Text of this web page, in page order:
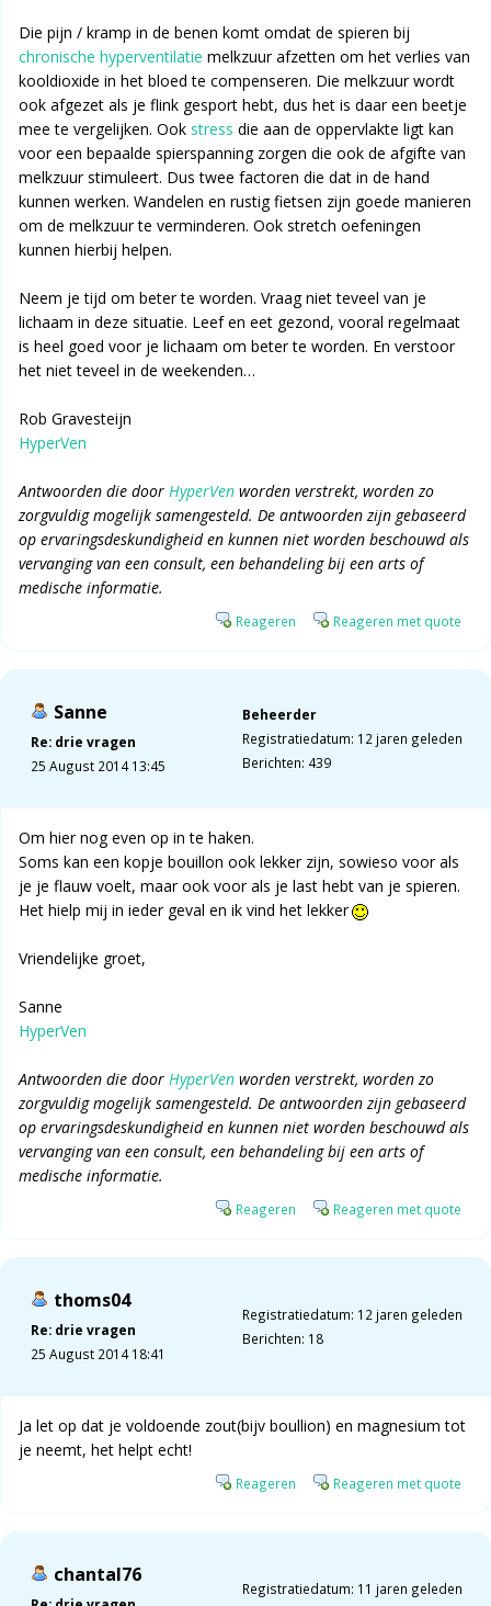
Die pijn / kramp in de benen komt omdat de spieren bij
chronische hyperventilatie melkzuur afzetten om het verlies van
kooldioxide in het bloed te compenseren. Die melkzuur wordt
ook afgezet als je flink gesport hebt, dus het is daar een beetje
mee te vergelijken. Ook stress die aan de oppervlakte ligt kan
voor een bepaalde spierspanning zorgen die ook de afgifte van
melkzuur stimuleert. Dus twee factoren die dat in de hand
kunnen werken. Wandelen en rustig fietsen zijn goede manieren
om de melkzuur te verminderen. Ook stretch oefeningen
kunnen hierbij helpen.
Neem je tijd om beter te worden. Vraag niet teveel van je
lichaam in deze situatie. Leef en eet gezond, vooral regelmaat
is heel goed voor je lichaam om beter te worden. En verstoor
het niet teveel in de weekenden…
Rob Gravesteijn
HyperVen
Antwoorden die door HyperVen worden verstrekt, worden zo
zorgvuldig mogelijk samengesteld. De antwoorden zijn gebaseerd
op ervaringsdeskundigheid en kunnen niet worden beschouwd als
vervanging van een consult, een behandeling bij een arts of
medische informatie.
Reageren Reageren met quote
Sanne
Re: drie vragen
25 August 2014 13:45
Beheerder
Registratiedatum: 12 jaren geleden
Berichten: 439
Om hier nog even op in te haken.
Soms kan een kopje bouillon ook lekker zijn, sowieso voor als
je je flauw voelt, maar ook voor als je last hebt van je spieren.
Het hielp mij in ieder geval en ik vind het lekker
Vriendelijke groet,
Sanne
HyperVen
Antwoorden die door HyperVen worden verstrekt, worden zo
zorgvuldig mogelijk samengesteld. De antwoorden zijn gebaseerd
op ervaringsdeskundigheid en kunnen niet worden beschouwd als
vervanging van een consult, een behandeling bij een arts of
medische informatie.
Reageren Reageren met quote
thoms04
Re: drie vragen
25 August 2014 18:41
Registratiedatum: 12 jaren geleden
Berichten: 18
Ja let op dat je voldoende zout(bijv boullion) en magnesium tot
je neemt, het helpt echt!
Reageren Reageren met quote
chantal76
Registratiedatum: 11 jaren geleden